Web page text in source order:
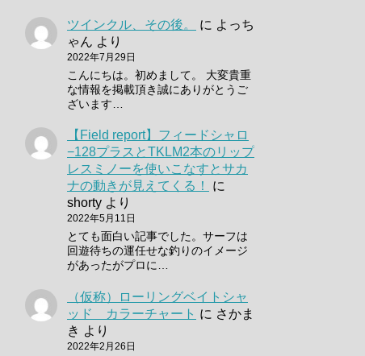
ツインクル、その後。 に よっち
ゃん より
2022年7月29日
こんにちは。初めまして。 大変貴重
な情報を掲載頂き誠にありがとうご
ざいます…
【Field report】フィードシャロ
−128プラスとTKLM2本のリップ
レスミノーを使いこなすとサカ
ナの動きが見えてくる！
に
shorty より
2022年5月11日
とても面白い記事でした。サーフは
回遊待ちの運任せな釣りのイメージ
があったがプロに…
（仮称）ローリングベイトシャ
ッド カラーチャート に さかま
き より
2022年2月26日